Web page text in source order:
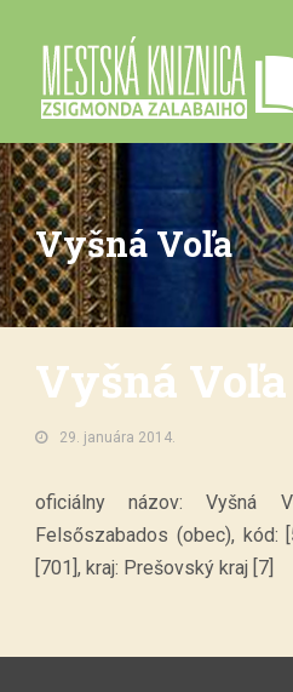
Vyšná Voľa
Vyšná Voľa
29. januára 2014.
oficiálny názov: Vyšná
Felsőszabados (obec), kód:
[701], kraj: Prešovský kraj [7]